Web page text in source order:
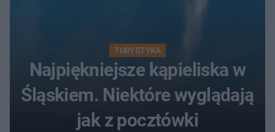
TURYSTYKA
Najpiękniejsze kąpieliska w
Śląskiem. Niektóre wyglądają
jak z pocztówki